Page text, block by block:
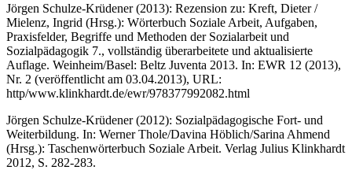
Jörgen Schulze-Krüdener (2013): Rezension zu: Kreft, Dieter /
Mielenz, Ingrid (Hrsg.): Wörterbuch Soziale Arbeit, Aufgaben,
Praxisfelder, Begriffe und Methoden der Sozialarbeit und
Sozialpädagogik 7., vollständig überarbeitete und aktualisierte
Auflage. Weinheim/Basel: Beltz Juventa 2013. In: EWR 12 (2013),
Nr. 2 (veröffentlicht am 03.04.2013), URL:
http/www.klinkhardt.de/ewr/978377992082.html
Jörgen Schulze-Krüdener (2012): Sozialpädagogische Fort- und
Weiterbildung. In: Werner Thole/Davina Höblich/Sarina Ahmend
(Hrsg.): Taschenwörterbuch Soziale Arbeit. Verlag Julius Klinkhardt
2012, S. 282-283.